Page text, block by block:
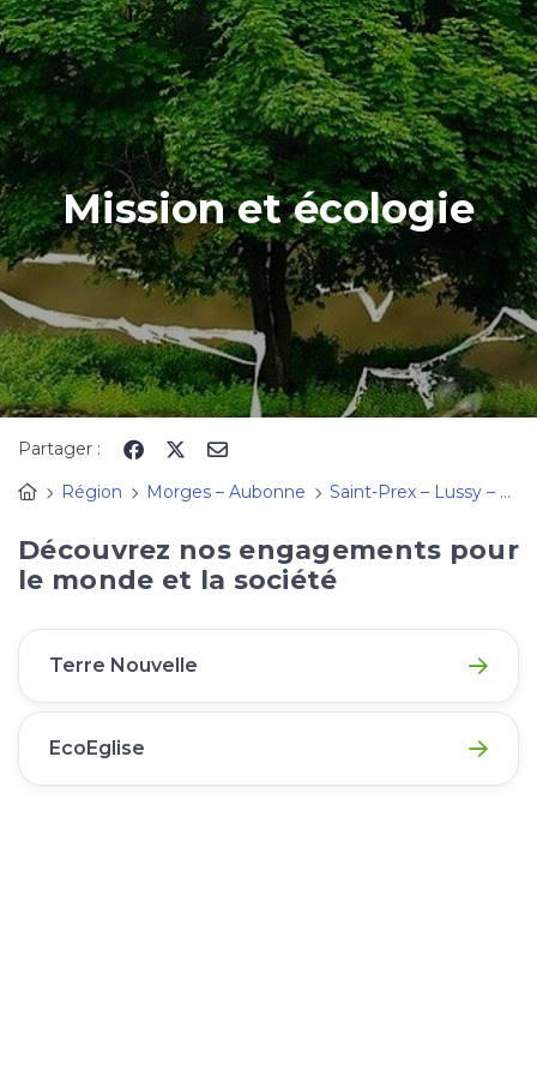
Mission et écologie
Partager :
Région
Morges – Aubonne Saint-Prex – Lussy – Vufflens
Découvrez nos engagements pour
le monde et la société
Terre Nouvelle
EcoEglise
Panneau de gestion des cookies